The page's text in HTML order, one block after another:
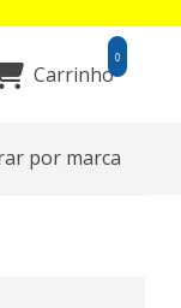
Carrinho
0
por marca